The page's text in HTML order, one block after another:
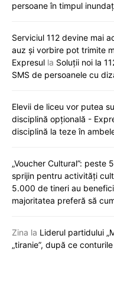
persoane în timpul
Serviciul 112 devine mai
auz și vorbire pot trimite
Expresul la Soluții noi la
SMS de persoanele cu
Elevii de liceu vor putea
disciplină opțională -
disciplină la teze în
„Voucher Cultural”:
sprijin pentru activități
5.000 de tineri au
majoritatea preferă să
Zina la Liderul partidului
„tiranie”, după ce